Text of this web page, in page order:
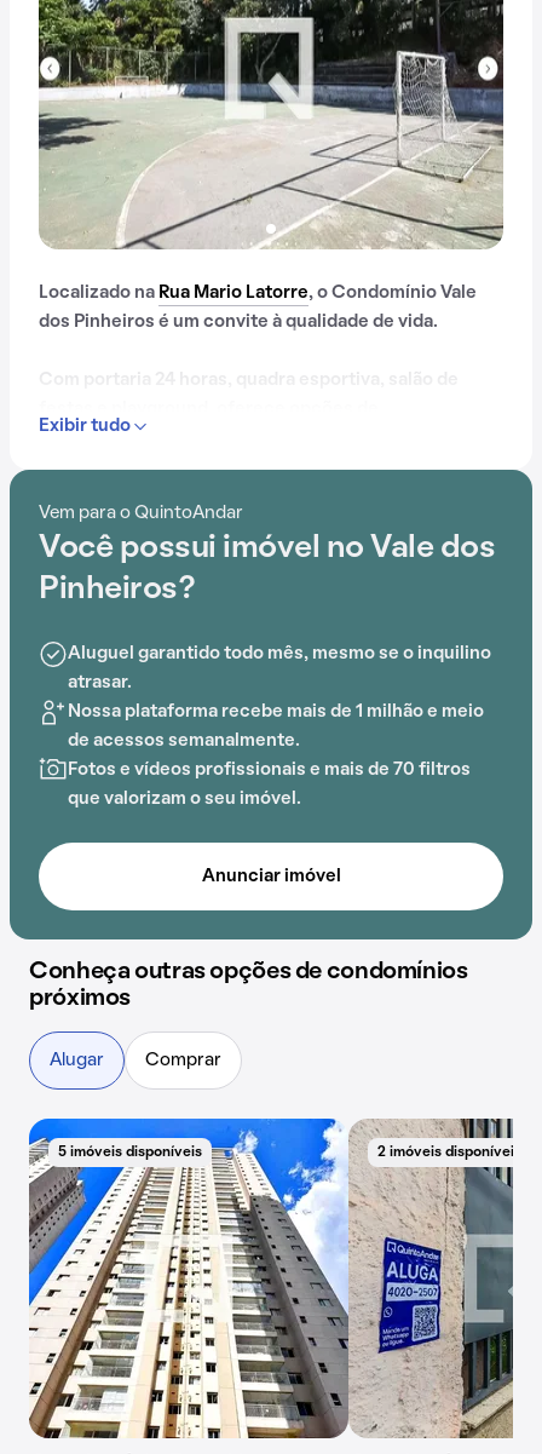
Localizado na Rua Mario Latorre, o Condomínio Vale
dos Pinheiros é um convite à qualidade de vida.
Terminal Campo Limpo
para os moradores do Condomínio Vale dos Pinheiros.
Exibir tudo
Vem para o QuintoAndar
Você possui imóvel no Vale dos
Pinheiros?
Aluguel garantido todo mês, mesmo se o inquilino
atrasar.
Nossa plataforma recebe mais de 1 milhão e meio
de acessos semanalmente.
Fotos e vídeos profissionais e mais de 70 filtros
que valorizam o seu imóvel.
Anunciar imóvel
Conheça outras opções de condomínios
próximos
Alugar Comprar
5 imóveis disponíveis 2 imóveis disponíveis